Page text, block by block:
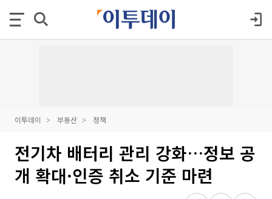
이투데이 부동산 정책
전기차 배터리 관리 강화…정보 공
개 확대·인증 취소 기준 마련